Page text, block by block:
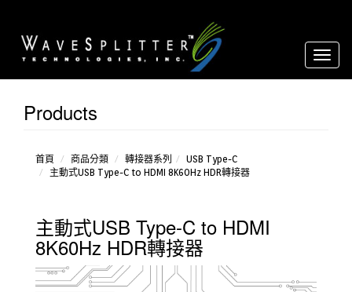
DisplayPort
Products
首頁 商品分類 轉接器系列
USB Type-C
主動式USB Type-C to HDMI 8K60Hz HDR轉接器
主動式USB Type-C to HDMI
8K60Hz HDR轉接器